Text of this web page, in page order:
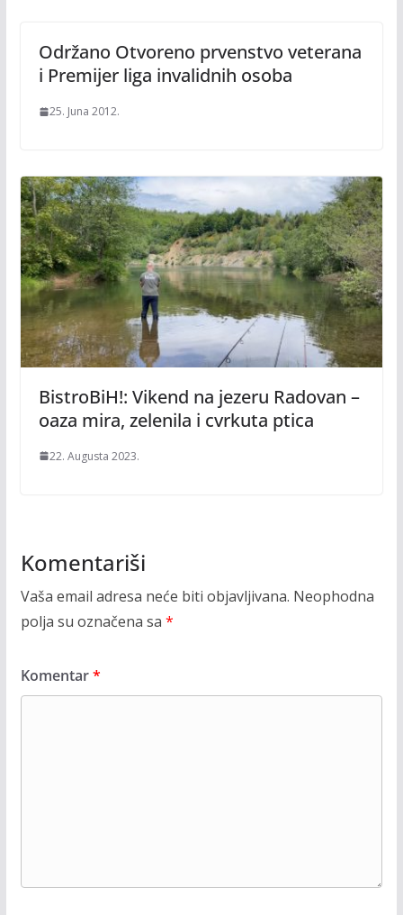
Održano Otvoreno prvenstvo veterana
i Premijer liga invalidnih osoba
25. Juna 2012.
BistroBiH!: Vikend na jezeru Radovan –
oaza mira, zelenila i cvrkuta ptica
22. Augusta 2023.
Komentariši
Vaša email adresa neće biti objavljivana. Neophodna
polja su označena sa *
Komentar*